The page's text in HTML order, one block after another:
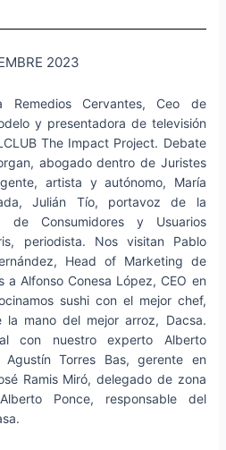
2023
Remedios Cervantes, Ceo de
y presentadora de televisión
The Impact Project. Debate
abogado dentro de Juristes
artista y autónomo, María
Julián Tío, portavoz de la
de Consumidores y Usuarios
periodista. Nos visitan Pablo
Head of Marketing de
a Alfonso Conesa López, CEO en
sushi con el mejor chef,
la mano del mejor arroz, Dacsa.
con nuestro experto Alberto
Agustín Torres Bas, gerente en
Ramis Miró, delegado de zona
Ponce, responsable del